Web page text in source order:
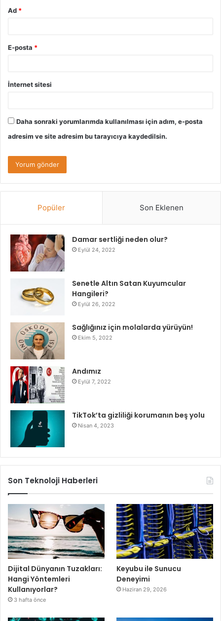
Ad *
E-posta *
İnternet sitesi
Daha sonraki yorumlarımda kullanılması için adım, e-posta
adresim ve site adresim bu tarayıcıya kaydedilsin.
Popüler Son Eklenen
Damar sertliği neden olur?
Eylül 24, 2022
Senetle Altın Satan Kuyumcular
Hangileri?
Eylül 26, 2022
Sağlığınız için molalarda yürüyün!
Ekim 5, 2022
Andımız
Eylül 7, 2022
TikTok’ta gizliliği korumanın beş yolu
Nisan 4, 2023
Son Teknoloji Haberleri
Dijital Dünyanın Tuzakları:
Hangi Yöntemleri
Kullanıyorlar?
3 hafta önce
Keyubu ile Sunucu
Deneyimi
Haziran 29, 2026